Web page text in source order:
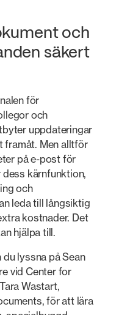
och
säkert
för
och
uppdateringar
framåt. Men alltför
på e-post för
kärnfunktion,
och
leda till långsiktig
kostnader. Det
hjälpa till.
lyssna på Sean
vid Center for
Wastart,
för att lära